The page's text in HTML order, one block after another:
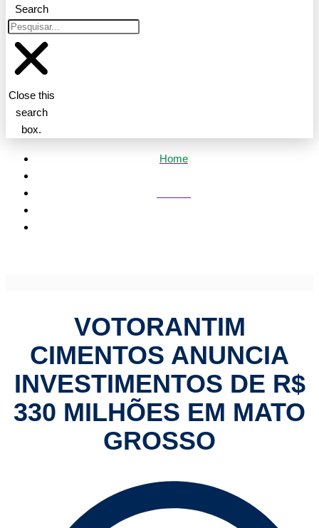
Search
Close this
search
box.
Home
VOTORANTIM
CIMENTOS ANUNCIA
INVESTIMENTOS DE R$
330 MILHÕES EM MATO
GROSSO